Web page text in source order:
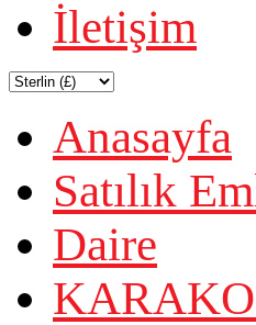
İletişim
Anasayfa
Satılık
Daire